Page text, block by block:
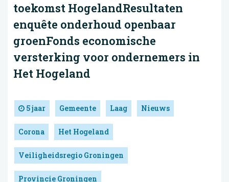
toekomst HogelandResultaten
enquête onderhoud openbaar
groenFonds economische
versterking voor ondernemers in
Het Hogeland
5 jaar Gemeente Laag Nieuws
Corona Het Hogeland
Veiligheidsregio Groningen
Provincie Groningen